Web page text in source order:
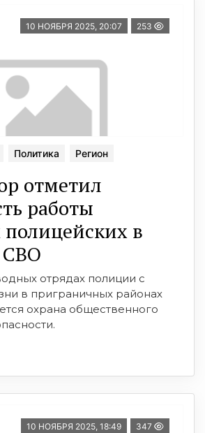
10 НОЯБРЯ 2025, 20:07 253
Политика Регион
отметил
работы
полицейских в
СВО
отрядах полиции с
в приграничных районах
охрана общественного
10 НОЯБРЯ 2025, 18:49 347